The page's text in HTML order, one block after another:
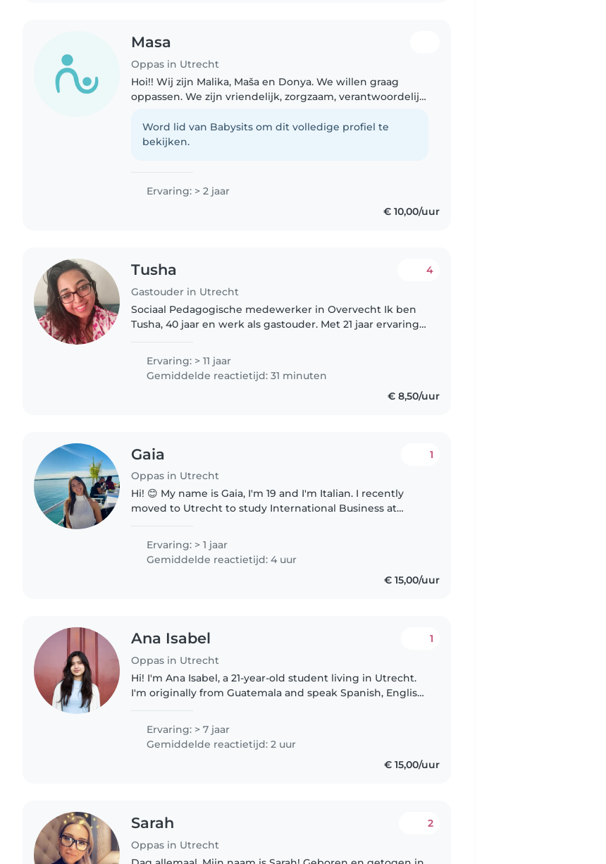
Masa
Oppas in Utrecht
Hoi!! Wij zijn Malika, Maša en Donya. We willen graag
oppassen. We zijn vriendelijk, zorgzaam, verantwoordelijk,
en kleuters..
Word lid van Babysits om dit volledige profiel te
bekijken.
Ervaring: > 2 jaar
€ 10,00/uur
Tusha
Gastouder in Utrecht
4
Sociaal Pedagogische medewerker in Overvecht Ik ben
Tusha, 40 jaar en werk als gastouder. Met 21 jaar ervaring
Pedagogisch Medewerker,..
Ervaring: > 11 jaar
Gemiddelde reactietijd: 31 minuten
€ 8,50/uur
Gaia
Oppas in Utrecht
1
Hi! 😊 My name is Gaia, I'm 19 and I'm Italian. I recently
moved to Utrecht to study International Business at
children. I'm easy-going,..
Ervaring: > 1 jaar
Gemiddelde reactietijd: 4 uur
€ 15,00/uur
Ana Isabel
Oppas in Utrecht
1
Hi! I'm Ana Isabel, a 21-year-old student living in Utrecht.
I'm originally from Guatemala and speak Spanish, English,
nephews..
Ervaring: > 7 jaar
Gemiddelde reactietijd: 2 uur
€ 15,00/uur
Sarah
Oppas in Utrecht
2